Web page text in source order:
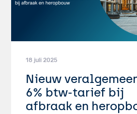
18 juli 2025
Nieuw
6% btw-tarief bij
afbraak en